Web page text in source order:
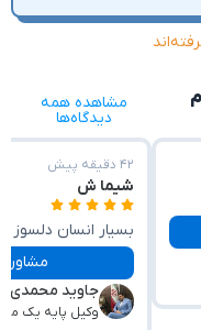
مشاهده همه
دیدگاه‌ها
۴۲ دقیقه پیش
شیما ش
بسیار انسان دلسوز
مشاوره با این
جاوید محمدی
وکیل پایه یک